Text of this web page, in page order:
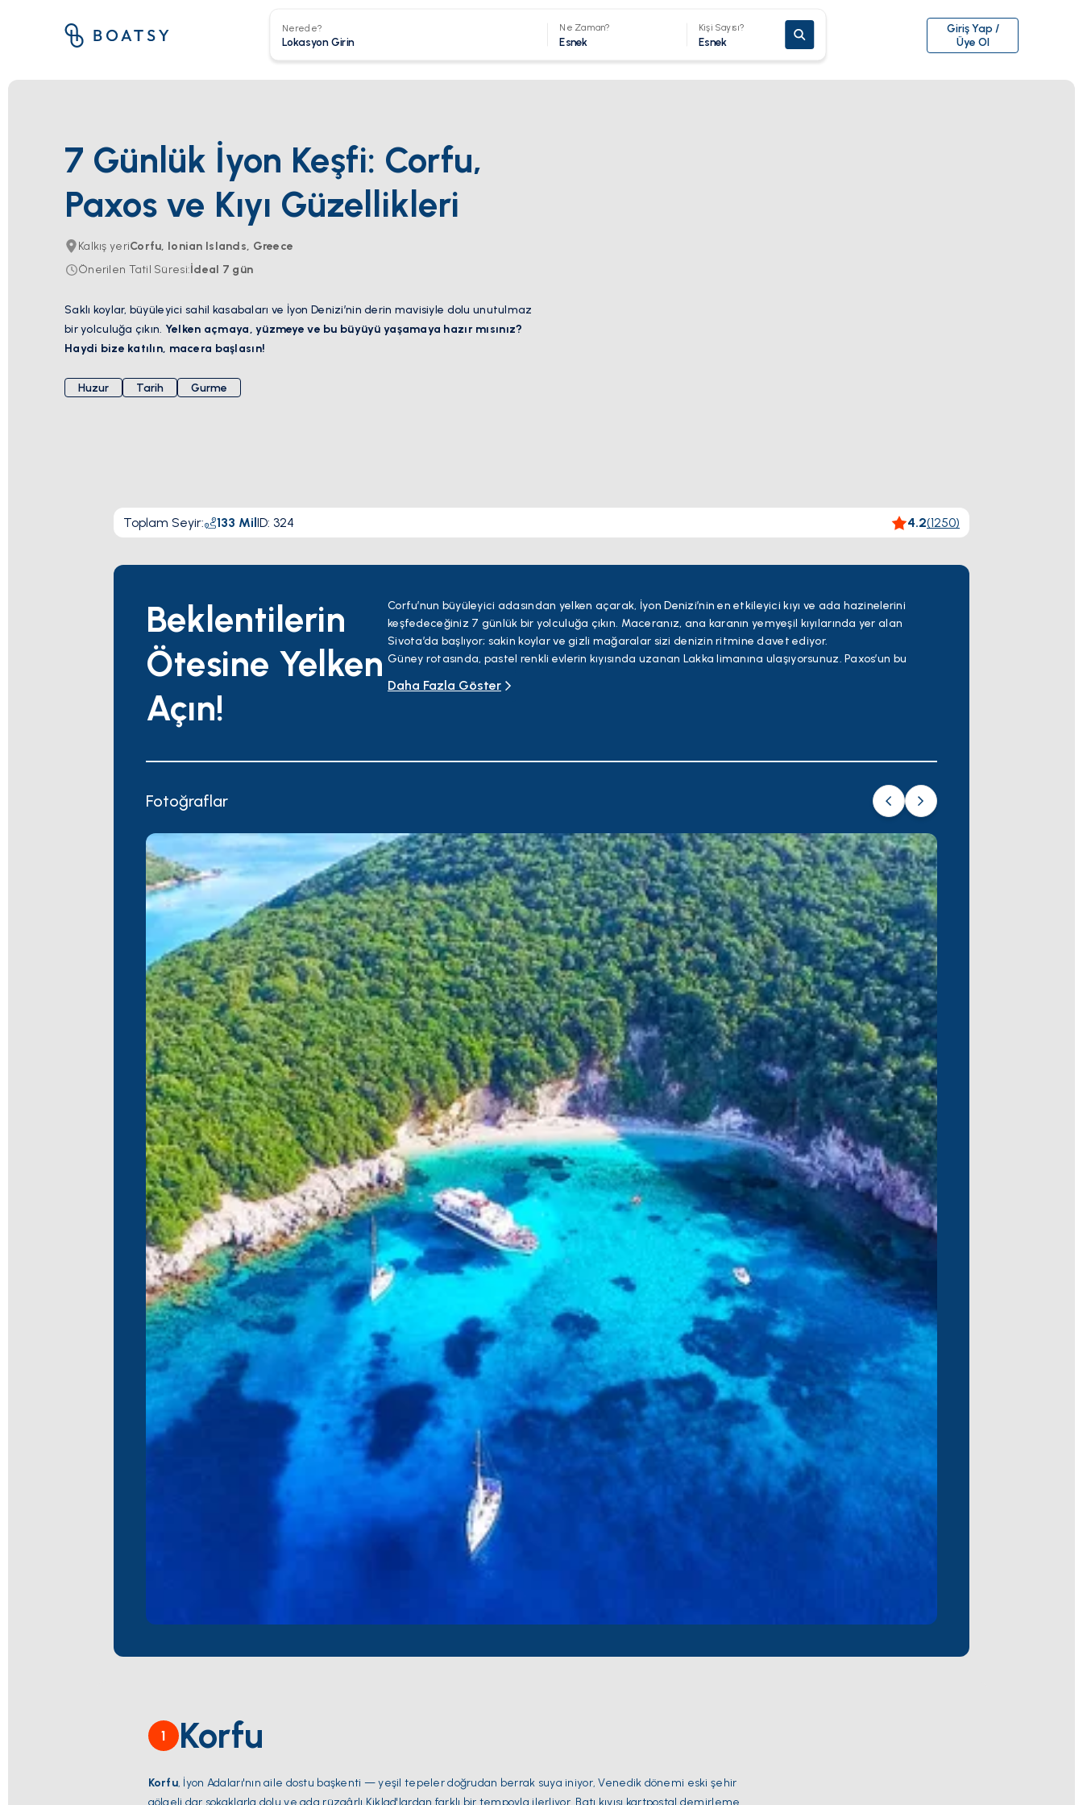
Nerede? Ne Zaman?
Esnek
Kişi Sayısı?
Esnek
Giriş Yap /
Üye Ol
7 Günlük İyon Keşfi: Corfu,
Paxos ve Kıyı Güzellikleri
Kalkış yeriCorfu, Ionian Islands, Greece
Önerilen Tatil Süresi:İdeal 7 gün
Saklı koylar, büyüleyici sahil kasabaları ve İyon Denizi’nin derin mavisiyle dolu unutulmaz
bir yolculuğa çıkın. Yelken açmaya, yüzmeye ve bu büyüyü yaşamaya hazır mısınız?
Haydi bize katılın, macera başlasın!
Huzur Tarih Gurme
Toplam Seyir: 133 MilID: 324 4.2(1250)
Beklentilerin
Ötesine Yelken
Açın!
Corfu’nun büyüleyici adasından yelken açarak, İyon Denizi’nin en etkileyici kıyı ve ada hazinelerini
keşfedeceğiniz 7 günlük bir yolculuğa çıkın. Maceranız, ana karanın yemyeşil kıyılarında yer alan
Sivota’da başlıyor; sakin koylar ve gizli mağaralar sizi denizin ritmine davet ediyor.
Güney rotasında, pastel renkli evlerin kıyısında uzanan Lakka limanına ulaşıyorsunuz. Paxos’un bu
Sonraki durak Lefkada—şık Sivota koyunda ya da rüzgar sörfü cenneti Vasiliki’de demirleyebilirsiniz.
rota, sadece bir varış noktası değil; macera, dinginlik ve zamansız güzelliğin uyumlu bir birleşimidir.
Daha Fazla Göster
Fotoğraflar
1 Korfu
Korfu, İyon Adaları'nın aile dostu başkenti — yeşil tepeler doğrudan berrak suya iniyor, Venedik dönemi eski şehir
gölgeli dar sokaklarla dolu ve ada rüzgârlı Kiklad'lardan farklı bir tempoyla ilerliyor. Batı kıyısı kartpostal demirleme